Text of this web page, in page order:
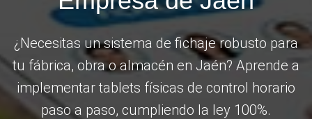
¿Necesitas un sistema de fichaje robusto para
tu fábrica, obra o almacén en Jaén? Aprende a
implementar tablets físicas de control horario
paso a paso, cumpliendo la ley 100%.